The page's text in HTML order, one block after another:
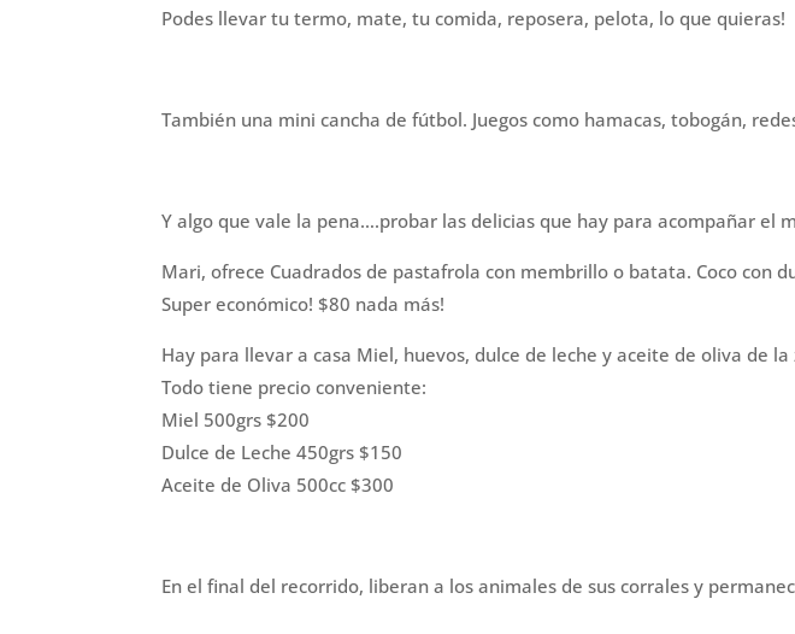
Podes llevar tu termo, mate, tu comida, reposera, pelota, lo que quieras!
También una mini cancha de fútbol. Juegos como hamacas, tobogán,
Y algo que vale la pena….probar las delicias que hay para acompañar el
Mari, ofrece Cuadrados de pastafrola con membrillo o batata. Coco con
Super económico! $80 nada más!
Hay para llevar a casa Miel, huevos, dulce de leche y aceite de oliva de la
Todo tiene precio conveniente:
Miel 500grs $200
Dulce de Leche 450grs $150
Aceite de Oliva 500cc $300
En el final del recorrido, liberan a los animales de sus corrales y